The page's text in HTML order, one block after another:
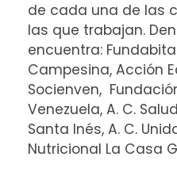
de cada una de las
las que trabajan.
encuentra:
Campesina, Acción
Socienven,
Venezuela, A. C.
Santa Inés, A. C.
Nutricional La Casa